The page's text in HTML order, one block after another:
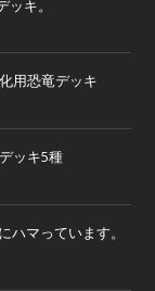
キ。
用恐竜デッキ
ッキ5種
ハマっています。